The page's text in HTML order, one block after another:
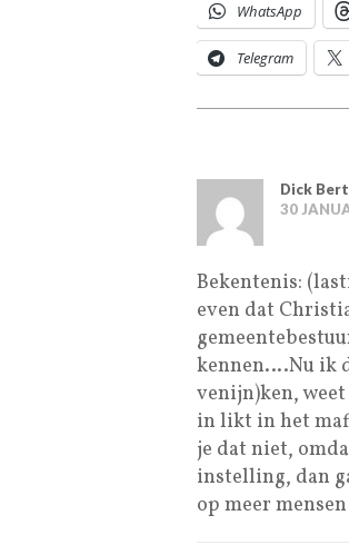
WhatsApp
Telegram
Dick
30
Bekentenis:
even dat
kennen….Nu ik
venijn)ken,
in likt in het
je dat niet,
instelling, dan
op meer